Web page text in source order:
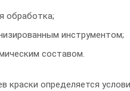
обработка;
инструментом;
составом.
краски определяется